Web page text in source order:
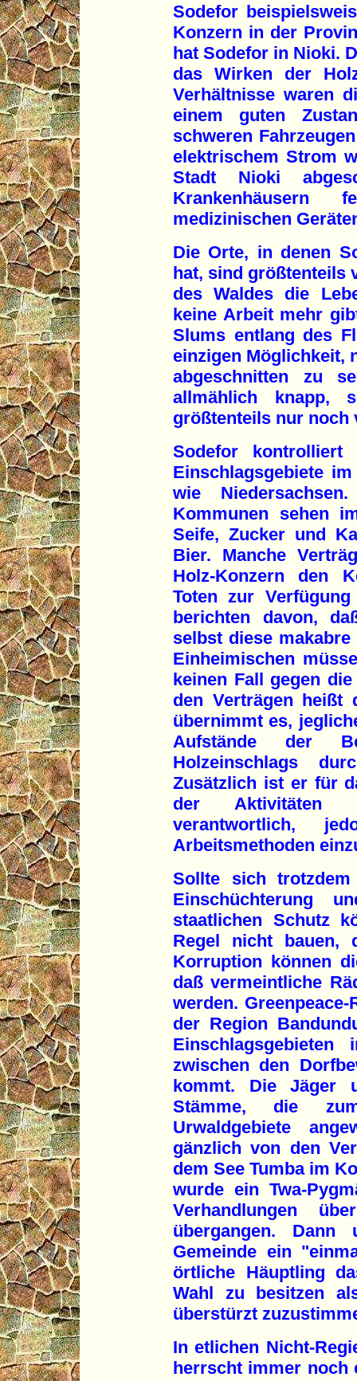
Sodefor
Konzern in der
hat Sodefor in Nioki.
das Wirken der
Verhältnisse waren
einem guten
schweren
elektrischem Strom
Stadt Nioki
medizinischen
Die Orte, in denen
hat, sind größtenteils
des Waldes die
keine Arbeit mehr
Slums entlang des
einzigen Möglichkeit,
abgeschnitten zu
allmählich knapp,
größtenteils nur noch
Sodefor kontrolliert
Einschlagsgebiete
wie
Kommunen sehen
Seife, Zucker und
Bier. Manche
Holz-Konzern den
Toten zur
berichten davon,
selbst diese
Einheimischen
keinen Fall gegen
den Verträgen heißt
übernimmt es,
Aufstände der
Holzeinschlags
Zusätzlich ist er für
der Aktivitäten
verantwortlich,
Arbeitsmethoden
Sollte sich
Einschüchterung
staatlichen Schutz
Regel nicht bauen,
Korruption können
daß vermeintliche
werden.
der Region
zwischen den
kommt. Die Jäger
Stämme, die
Urwaldgebiete
gänzlich von den
dem See Tumba im
wurde ein Twa-
Verhandlungen
übergangen.
Gemeinde ein
örtliche Häuptling
Wahl zu besitzen
überstürzt
In etlichen Nicht-
herrscht immer noch